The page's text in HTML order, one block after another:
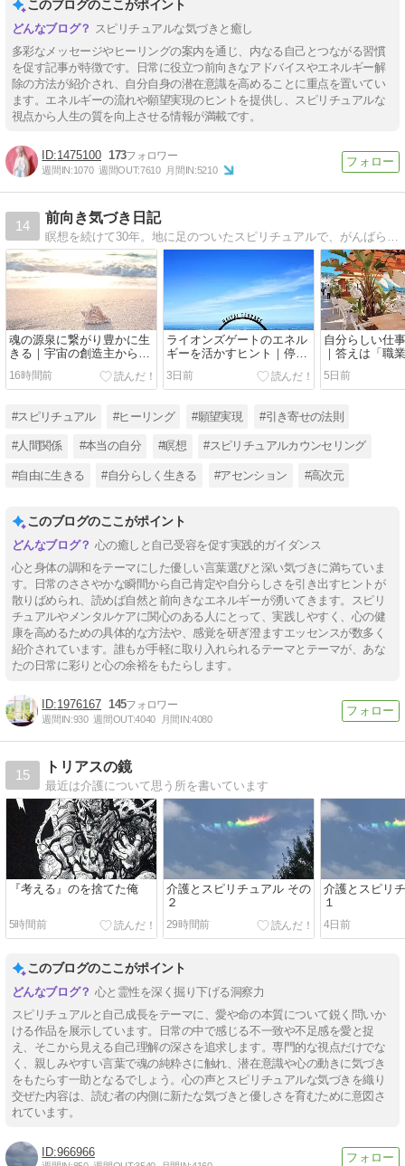
このブログのここがポイント
スピリチュアルな気づきと癒し
多彩なメッセージやヒーリングの案内を通じ、内なる自己とつながる習慣
を促す記事が特徴です。日常に役立つ前向きなアドバイスやエネルギー解
除の方法が紹介され、自分自身の潜在意識を高めることに重点を置いてい
ます。エネルギーの流れや願望実現のヒントを提供し、スピリチュアルな
視点から人生の質を向上させる情報が満載です。
1475100 173
週間IN:1070 週間OUT:7610 月間IN:5210
14
前向き気づき日記
瞑想を続けて30年。地に足のついたスピリチュアルで、がんばらず前向きに自分が生きたい人生を。本気で人生を変えたい方、本当の自分を生きたい方へ。毎日更新中。
魂の源泉に繋がり豊かに生
きる｜宇宙の創造主からの
メッセージ
16時間前
ライオンズゲートのエネル
ギーを活かすヒント｜停滞
した人生のブレーキを外す
3日前
自分らしい仕
｜答えは「職
ある
5日前
#スピリチュアル #ヒーリング #願望実現 #引き寄せの法則
#人間関係 #本当の自分 #瞑想 #スピリチュアルカウンセリング
#自由に生きる #自分らしく生きる #アセンション #高次元
このブログのここがポイント
心の癒しと自己受容を促す実践的ガイダンス
心と身体の調和をテーマにした優しい言葉選びと深い気づきに満ちていま
す。日常のささやかな瞬間から自己肯定や自分らしさを引き出すヒントが
散りばめられ、読めば自然と前向きなエネルギーが湧いてきます。スピリ
チュアルやメンタルケアに関心のある人にとって、実践しやすく、心の健
康を高めるための具体的な方法や、感覚を研ぎ澄ますエッセンスが数多く
紹介されています。誰もが手軽に取り入れられるテーマとテーマが、あな
たの日常に彩りと心の余裕をもたらします。
1976167 145
週間IN:930 週間OUT:4040 月間IN:4080
15
トリアスの鏡
最近は介護について思う所を書いています
『考える』のを捨てた俺
5時間前
介護とスピリチュアル その
２
29時間前
介護とスピリ
１
4日前
このブログのここがポイント
心と霊性を深く掘り下げる洞察力
スピリチュアルと自己成長をテーマに、愛や命の本質について鋭く問いか
ける作品を展示しています。日常の中で感じる不一致や不足感を愛と捉
え、そこから見える自己理解の深さを追求します。専門的な視点だけでな
く、親しみやすい言葉で魂の純粋さに触れ、潜在意識や心の動きに気づき
をもたらす一助となるでしょう。心の声とスピリチュアルな気づきを織り
交ぜた内容は、読む者の内側に新たな気づきと優しさを育むために意図さ
れています。
966966